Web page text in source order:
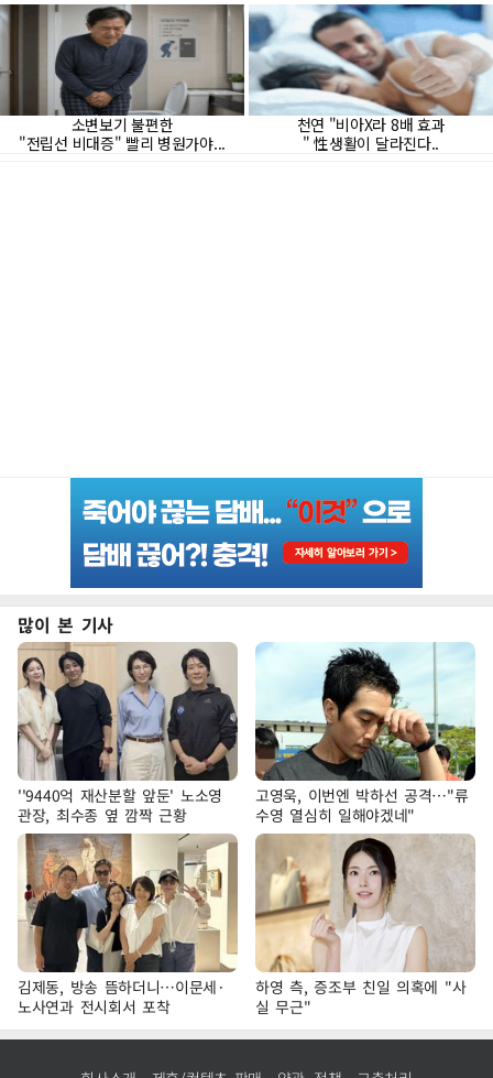
많이 본 기사
''9440억 재산분할 앞둔' 노소영
관장, 최수종 옆 깜짝 근황
고영욱, 이번엔 박하선 공격…"류
수영 열심히 일해야겠네"
김제동, 방송 뜸하더니…이문세·
노사연과 전시회서 포착
하영 측, 증조부 친일 의혹에 "사
실 무근"